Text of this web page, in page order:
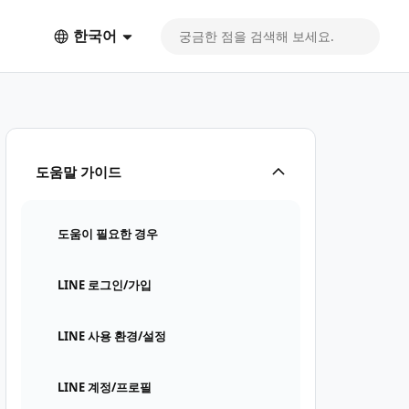
한국어
도움말 가이드
도움이 필요한 경우
LINE 로그인/가입
LINE 사용 환경/설정
LINE 계정/프로필